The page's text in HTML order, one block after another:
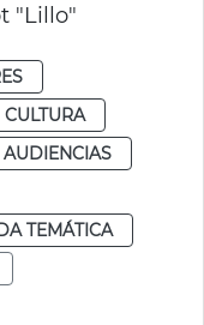
"Lillo"
CULTURA
TEMÁTICA